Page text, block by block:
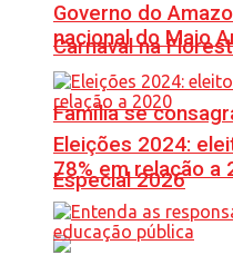
Carnaval na
Família se
Especial 2026
Governo do
nacional do Maio
Eleições 2024:
78% em relação a